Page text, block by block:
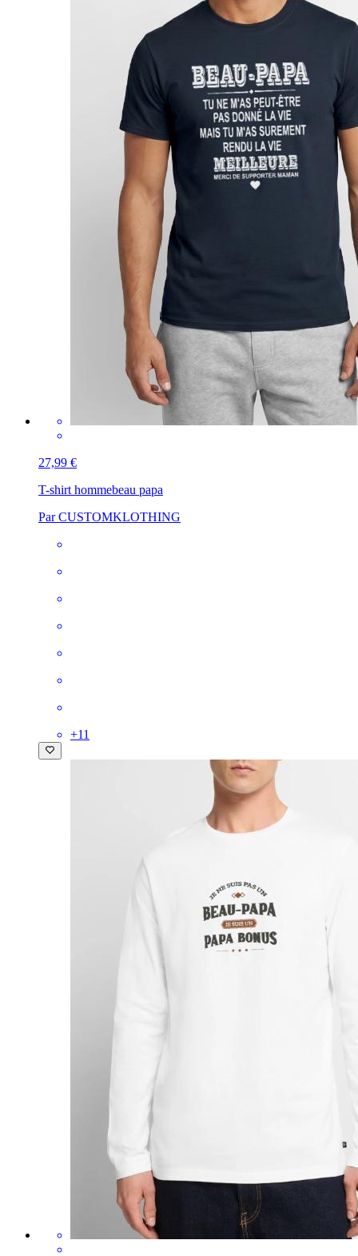
27,99 €
T-shirt hommebeau papa
Par CUSTOMKLOTHING
+11